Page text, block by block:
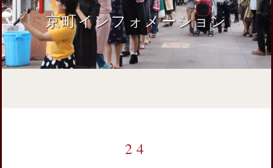
京町インフォメーション
24